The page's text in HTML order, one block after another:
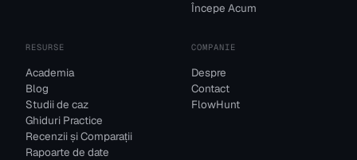
Începe Acum
RESURSE
Academia
Blog
Studii de caz
Ghiduri Practice
Recenzii și Comparații
Rapoarte de date
COMPANIE
Despre
Contact
FlowHunt